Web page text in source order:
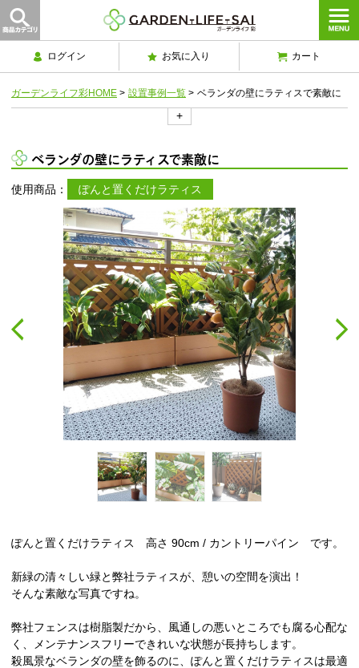
ログイン お気に入り カート
ガーデンライフ彩HOME > 設置事例一覧 > ベランダの壁にラティスで素敵に
+
ベランダの壁にラティスで素敵に
使用商品： ぽんと置くだけラティス
ぽんと置くだけラティス 高さ 90cm / カントリーパイン です。
新緑の清々しい緑と弊社ラティスが、憩いの空間を演出！
そんな素敵な写真ですね。
弊社フェンスは樹脂製だから、風通しの悪いところでも腐る心配な
く、メンテナンスフリーできれいな状態が長持ちします。
殺風景なベランダの壁を飾るのに、ぽんと置くだけラティスは最適